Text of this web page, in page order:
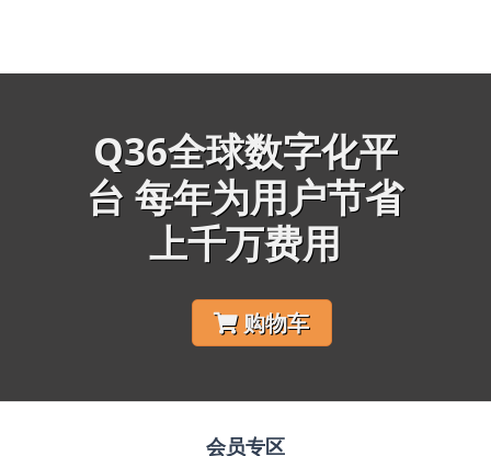
Q36全球数字化平
台 每年为用户节省
上千万费用
购物车
会员专区